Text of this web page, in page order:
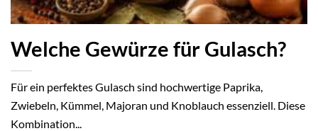
Welche Gewürze für Gulasch?
Für ein perfektes Gulasch sind hochwertige Paprika,
Zwiebeln, Kümmel, Majoran und Knoblauch essenziell. Diese
Kombination...